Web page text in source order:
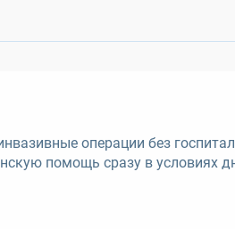
операции без
помощь сразу в условиях